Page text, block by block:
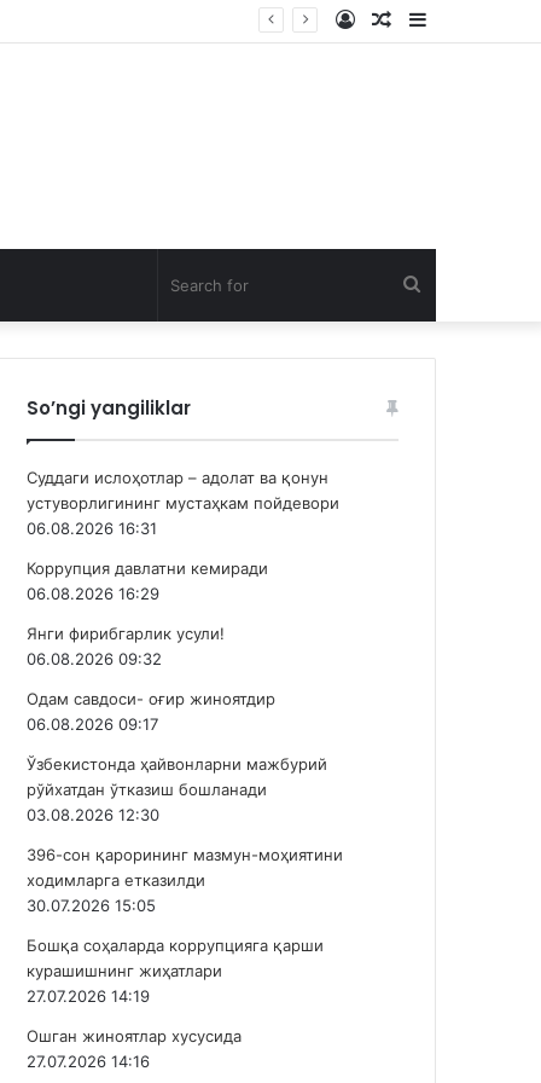
Sidebar
Random
Log
for
So’ngi yangiliklar
Суддаги ислоҳотлар – адолат ва қонун
устуворлигининг мустаҳкам пойдевори
06.08.2026 16:31
Коррупция давлатни кемиради
06.08.2026 16:29
Янги фирибгарлик усули!
06.08.2026 09:32
Одам савдоси- оғир жиноятдир
06.08.2026 09:17
Ўзбекистонда ҳайвонларни мажбурий
рўйхатдан ўтказиш бошланади
03.08.2026 12:30
396-сон қарорининг мазмун-моҳиятини
ходимларга етказилди
30.07.2026 15:05
Бошқа соҳаларда коррупцияга қарши
курашишнинг жиҳатлари
27.07.2026 14:19
Ошган жиноятлар хусусида
27.07.2026 14:16